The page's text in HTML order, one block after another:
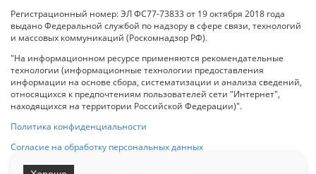
Регистрационный номер: ЭЛ ФС77-73833 от 19 октября 2018 года
выдано Федеральной службой по надзору в сфере связи, технологий
и массовых коммуникаций (Роскомнадзор РФ).
"На информационном ресурсе применяются рекомендательные
технологии (информационные технологии предоставления
информации на основе сбора, систематизации и анализа сведений,
относящихся к предпочтениям пользователей сети "Интернет",
находящихся на территории Российской Федерации)".
Политика конфиденциальности
Согласие на обработку персональных данных